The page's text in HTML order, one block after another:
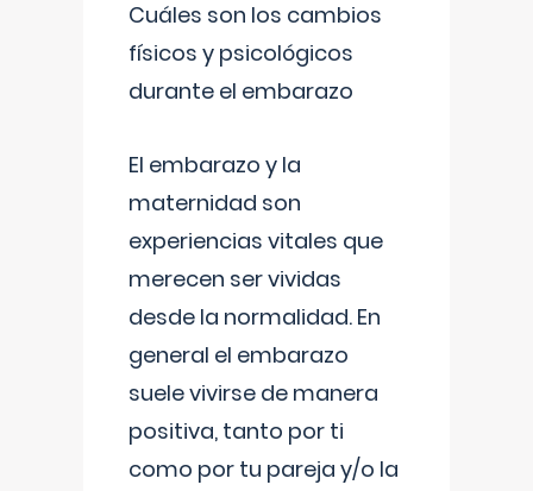
Cuáles son los cambios
físicos y psicológicos
durante el embarazo
El embarazo y la
maternidad son
experiencias vitales que
merecen ser vividas
desde la normalidad. En
general el embarazo
suele vivirse de manera
positiva, tanto por ti
como por tu pareja y/o la